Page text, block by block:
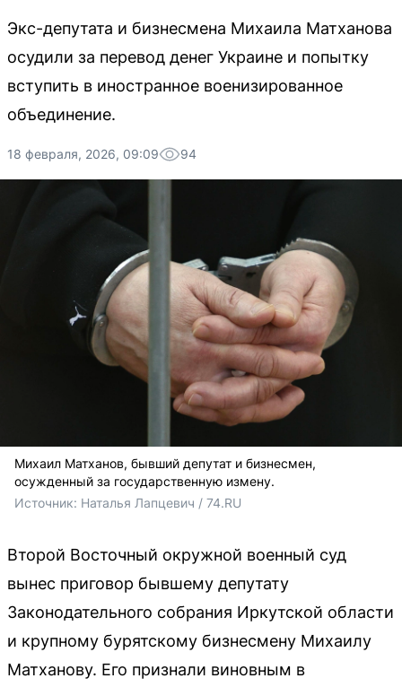
Экс-депутата и бизнесмена Михаила Матханова
осудили за перевод денег Украине и попытку
вступить в иностранное военизированное
объединение.
18 февраля, 2026, 09:09 94
Михаил Матханов, бывший депутат и бизнесмен,
осужденный за государственную измену.
Источник: Наталья Лапцевич / 74.RU
Второй Восточный окружной военный суд
вынес приговор бывшему депутату
Законодательного собрания Иркутской области
и крупному бурятскому бизнесмену Михаилу
Матханову. Его признали виновным в